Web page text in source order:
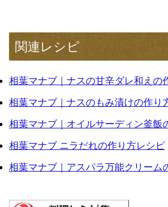
関連レシピ
相葉マナブ｜ナスの甘辛ダレ和えの
相葉マナブ｜ナスのもみ漬けの作り
相葉マナブ｜オイルサーディン釜飯
相葉マナブ ニラだれの作り方レシピ
相葉マナブ｜アスパラ万能クリーム